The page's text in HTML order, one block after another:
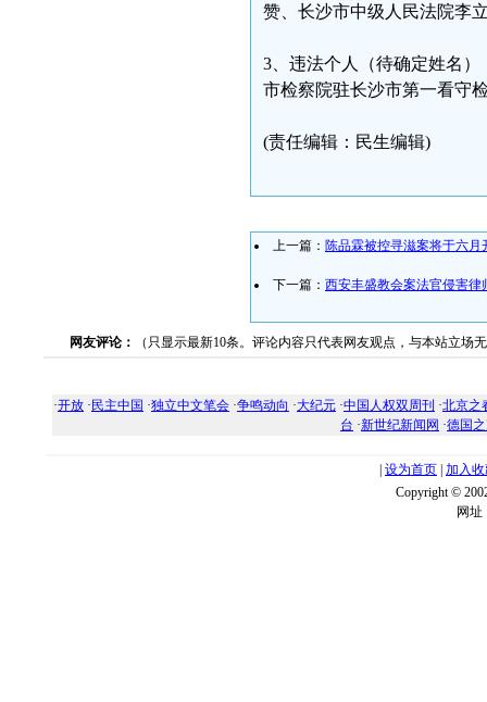
赞、长沙市中级人民法院李
3、违法个人（待确定姓名
市检察院驻长沙市第一看守
(责任编辑：民生编辑)
上一篇： 陈品霖被控寻滋案将于六月
下一篇： 西安丰盛教会案法官侵害律
网友评论： （只显示最新10条。评论内容只代表网友观点，与本站立场
·开放 · 民主中国 ·独立中文笔会 ·争鸣动向 ·大纪元 ·中国人权双周刊 ·北京之
台 ·新世纪新闻网 ·德国
设为首页 加入
Copyright ©
网址